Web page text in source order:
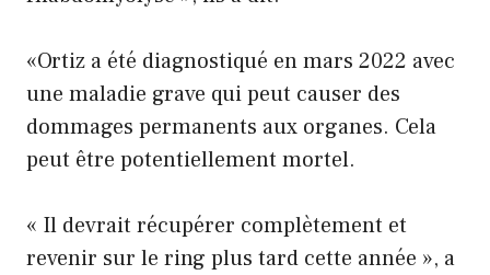
«Ortiz a été diagnostiqué en mars 2022 avec
une maladie grave qui peut causer des
dommages permanents aux organes. Cela
peut être potentiellement mortel.
« Il devrait récupérer complètement et
revenir sur le ring plus tard cette année », a